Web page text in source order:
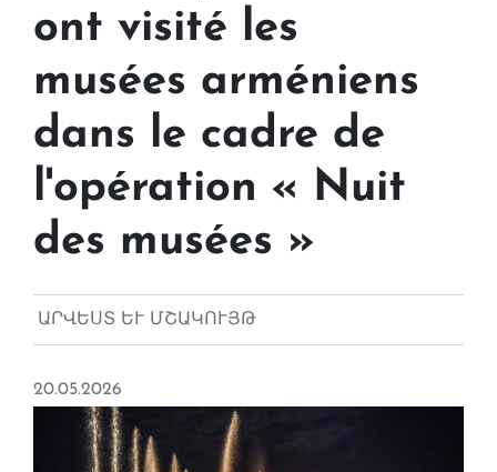
ont visité les
musées arméniens
dans le cadre de
l'opération « Nuit
des musées »
ԱՐՎԵՍՏ ԵՒ ՄՇԱԿՈՒՅԹ
20.05.2026